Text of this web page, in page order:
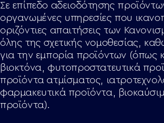
Σε επίπεδο αδειοδότησης
οργανωμένες υπηρεσίες που
οριζόντιες απαιτήσεις των
όλης της σχετικής νομοθεσίας,
για την εμπορία προϊόντων (όπως
βιοκτόνα, φυτοπροστατευτικά
προϊόντα ατμίσματος,
φαρμακευτικά προϊόντα,
προϊόντα).